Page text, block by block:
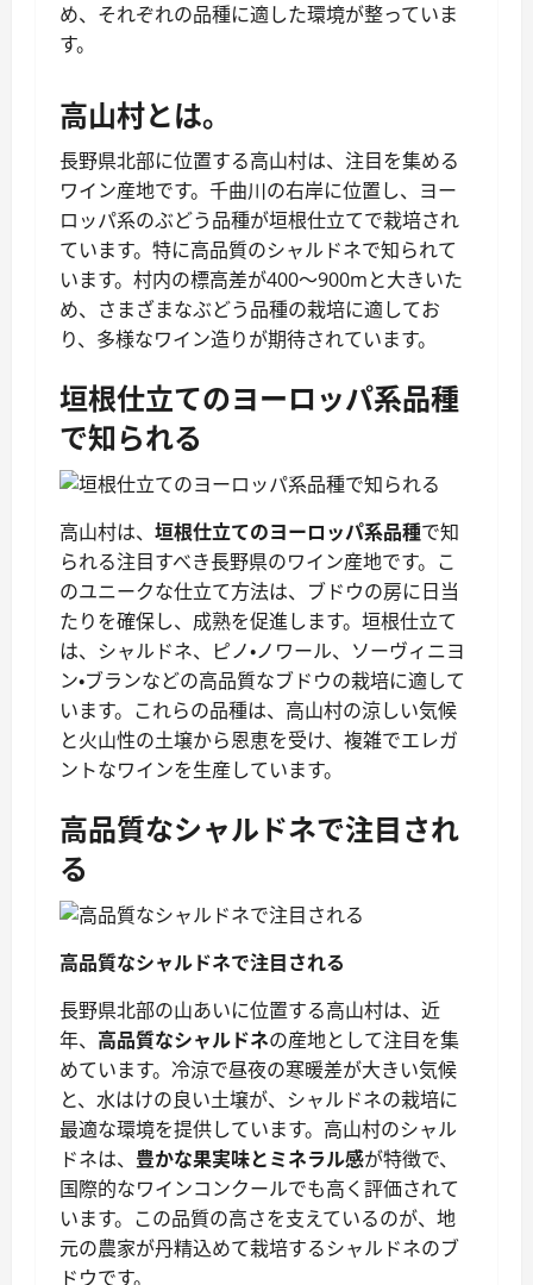
め、それぞれの品種に適した環境が整っていま
す。
高山村とは。
長野県北部に位置する高山村は、注目を集める
ワイン産地です。千曲川の右岸に位置し、ヨー
ロッパ系のぶどう品種が垣根仕立てで栽培され
ています。特に高品質のシャルドネで知られて
います。村内の標高差が400～900mと大きいた
め、さまざまなぶどう品種の栽培に適してお
り、多様なワイン造りが期待されています。
垣根仕立てのヨーロッパ系品種
で知られる
高山村は、 垣根仕立てのヨーロッパ系品種で知
られる注目すべき長野県のワイン産地です。こ
のユニークな仕立て方法は、ブドウの房に日当
たりを確保し、成熟を促進します。垣根仕立て
は、シャルドネ、ピノ・ノワール、ソーヴィニヨ
ン・ブランなどの高品質なブドウの栽培に適して
います。これらの品種は、高山村の涼しい気候
と火山性の土壌から恩恵を受け、複雑でエレガ
ントなワインを生産しています。
高品質なシャルドネで注目され
る
高品質なシャルドネで注目される
長野県北部の山あいに位置する高山村は、近
年、 高品質なシャルドネの産地として注目を集
めています。冷涼で昼夜の寒暖差が大きい気候
と、水はけの良い土壌が、シャルドネの栽培に
最適な環境を提供しています。高山村のシャル
ドネは、 豊かな果実味とミネラル感が特徴で、
国際的なワインコンクールでも高く評価されて
います。この品質の高さを支えているのが、地
元の農家が丹精込めて栽培するシャルドネのブ
ドウです。